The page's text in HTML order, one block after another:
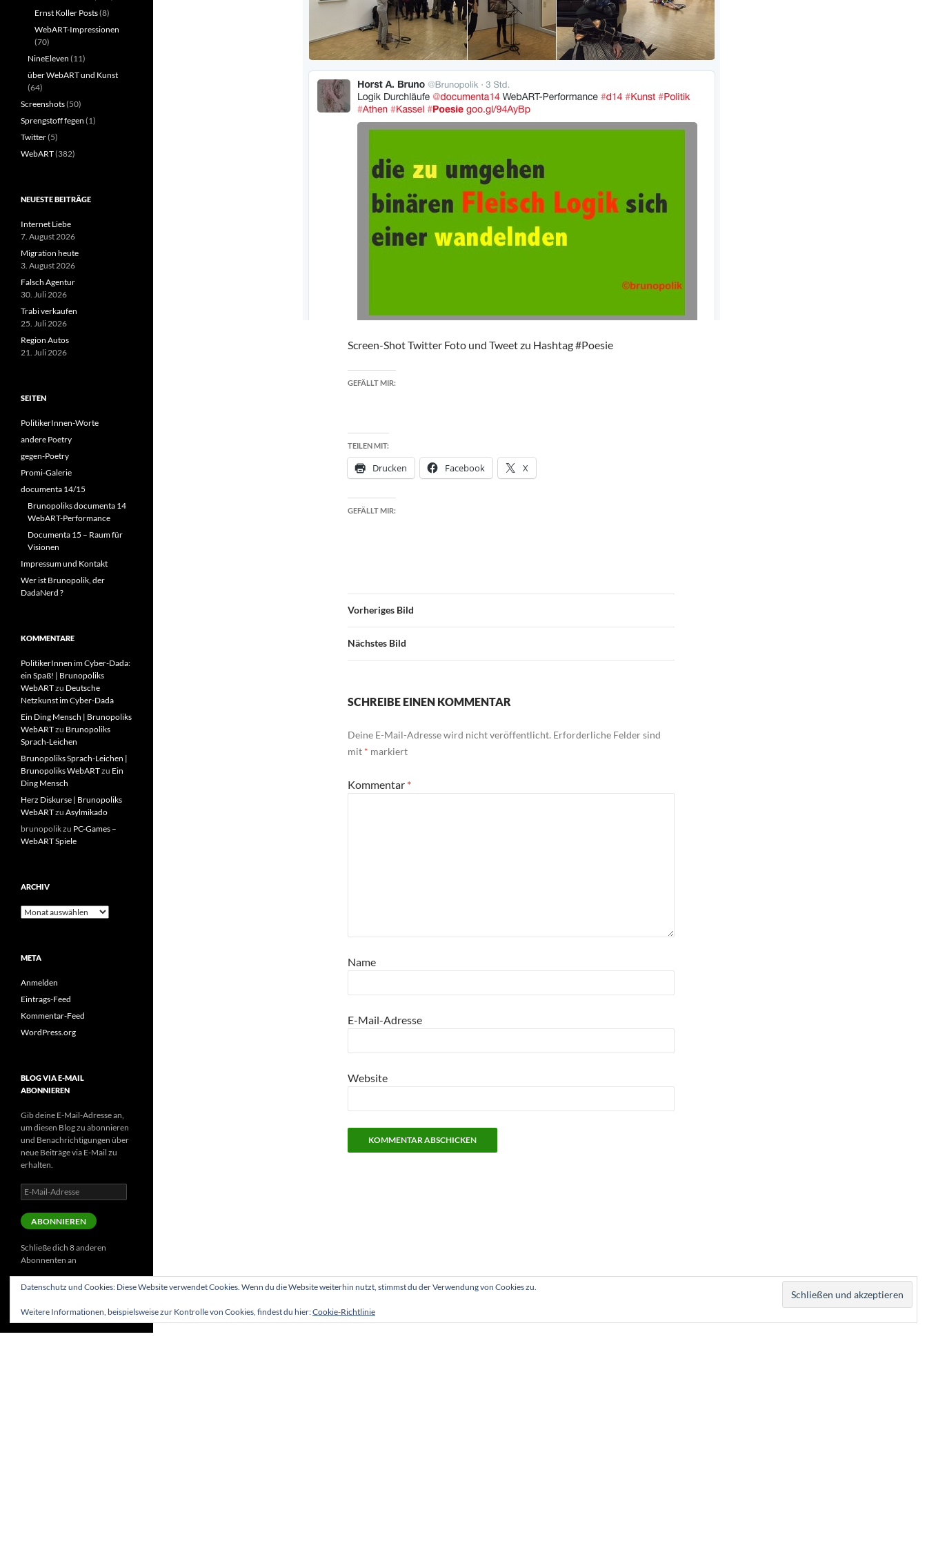
Screen-Shot Twitter Foto und Tweet zu Hashtag #Poesie
GEFÄLLT MIR:
TEILEN MIT:
Drucken Facebook X
GEFÄLLT MIR:
Vorheriges Bild
Nächstes Bild
SCHREIBE EINEN KOMMENTAR
Deine E-Mail-Adresse wird nicht veröffentlicht. Erforderliche Felder sind
mit * markiert
Kommentar *
Name
E-Mail-Adresse
Website
Ernst Koller Posts(8)
WebART-Impressionen
(70)
NineEleven (11)
über WebART und Kunst
(64)
Screenshots(50)
Sprengstoff fegen (1)
Twitter(5)
WebART(382)
NEUESTE BEITRÄGE
Internet Liebe
7. August 2026
Migration heute
3. August 2026
Falsch Agentur
30. Juli 2026
Trabi verkaufen
25. Juli 2026
Region Autos
21. Juli 2026
SEITEN
PolitikerInnen-Worte
andere Poetry
gegen-Poetry
Promi-Galerie
documenta 14/15
Brunopoliks documenta 14
WebART-Performance
Documenta 15 – Raum für
Visionen
Impressum und Kontakt
Wer ist Brunopolik, der
DadaNerd ?
KOMMENTARE
PolitikerInnen im Cyber-Dada:
ein Spaß! | Brunopoliks
WebARTzu Deutsche
Netzkunst im Cyber-Dada
Ein Ding Mensch | Brunopoliks
WebARTzu Brunopoliks
Sprach-Leichen
Brunopoliks Sprach-Leichen |
Brunopoliks WebARTzu Ein
Ding Mensch
Herz Diskurse | Brunopoliks
WebARTzu Asylmikado
brunopolikzu PC-Games –
WebART Spiele
ARCHIV
Archiv
META
Anmelden
Eintrags-Feed
Kommentar-Feed
WordPress.org
BLOG VIA E-MAIL
ABONNIEREN
Gib deine E-Mail-Adresse an,
um diesen Blog zu abonnieren
und Benachrichtigungen über
neue Beiträge via E-Mail zu
erhalten.
E-
Mail-
Adresse
ABONNIEREN
Schließe dich 8 anderen
Abonnenten an
Datenschutz und Cookies: Diese Website verwendet Cookies. Wenn du die Website weiterhin nutzt, stimmst du der Verwendung von Cookies zu.
Weitere Informationen, beispielsweise zur Kontrolle von Cookies, findest du hier:Cookie-Richtlinie